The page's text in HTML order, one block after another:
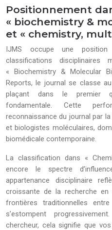
Positionnement
« biochemistry &
et « chemistry,
IJMS occupe une position
classifications disciplinaires
« Biochemistry & Molecular
Reports, le journal se classe
plaçant dans le premier
fondamentale. Cette
reconnaissance du journal par
et biologistes moléculaires,
biomédicale contemporaine.
La classification dans «
encore le spectre
appartenance disciplinaire
croissante de la recherche
frontières traditionnelles
s’estompent
chercheur, cela signifie que